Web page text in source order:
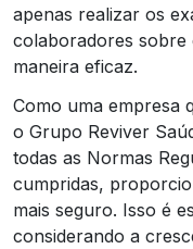
apenas realizar os
colaboradores sobre
maneira eficaz.
Como uma empresa
o Grupo Reviver
todas as Normas
cumpridas,
mais seguro. Isso é
considerando a